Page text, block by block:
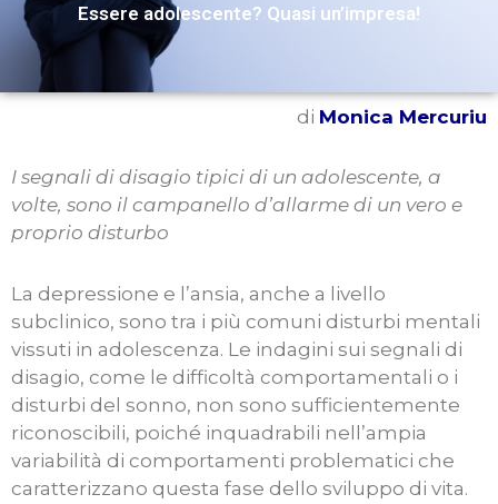
Essere adolescente? Quasi un’impresa!
di Monica Mercuriu
I segnali di disagio tipici di un adolescente, a
volte, sono il campanello d’allarme di un vero e
proprio disturbo
La depressione e l’ansia, anche a livello
subclinico, sono tra i più comuni disturbi mentali
vissuti in adolescenza. Le indagini sui segnali di
disagio, come le difficoltà comportamentali o i
disturbi del sonno, non sono sufficientemente
riconoscibili, poiché inquadrabili nell’ampia
variabilità di comportamenti problematici che
caratterizzano questa fase dello sviluppo di vita.